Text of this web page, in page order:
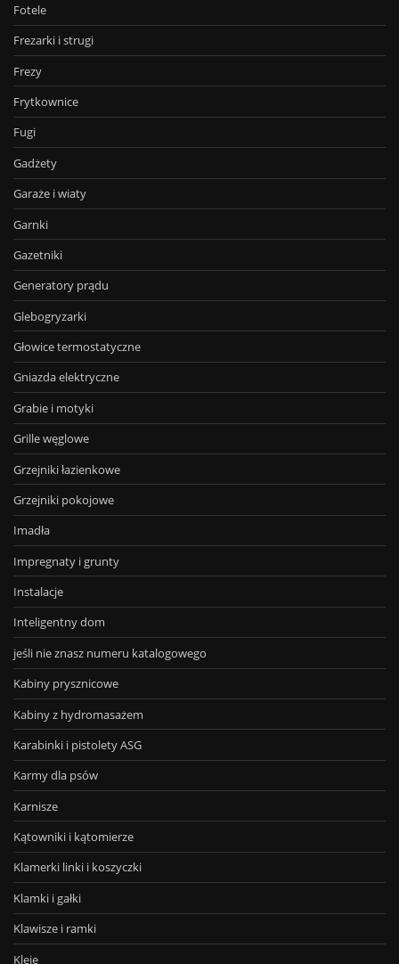
Fotele
Frezarki i strugi
Frezy
Frytkownice
Fugi
Gadżety
Garaże i wiaty
Garnki
Gazetniki
Generatory prądu
Glebogryzarki
Głowice termostatyczne
Gniazda elektryczne
Grabie i motyki
Grille węglowe
Grzejniki łazienkowe
Grzejniki pokojowe
Imadła
Impregnaty i grunty
Instalacje
Inteligentny dom
jeśli nie znasz numeru katalogowego
Kabiny prysznicowe
Kabiny z hydromasażem
Karabinki i pistolety ASG
Karmy dla psów
Karnisze
Kątowniki i kątomierze
Klamerki linki i koszyczki
Klamki i gałki
Klawisze i ramki
Kleje